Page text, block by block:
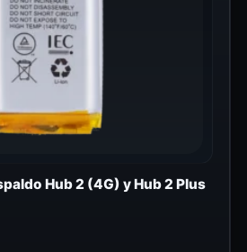
Hub 2 (4G) y Hub 2 Plus